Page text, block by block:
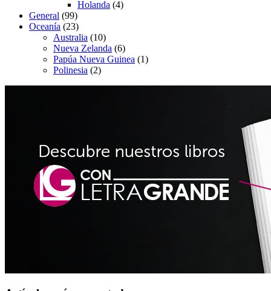
Holanda (4)
General (99)
Oceanía (23)
Australia (10)
Nueva Zelanda (6)
Papúa Nueva Guinea (1)
Polinesia (2)